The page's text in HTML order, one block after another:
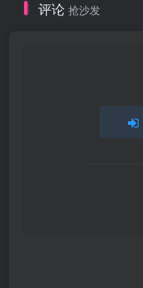
评论 抢沙发